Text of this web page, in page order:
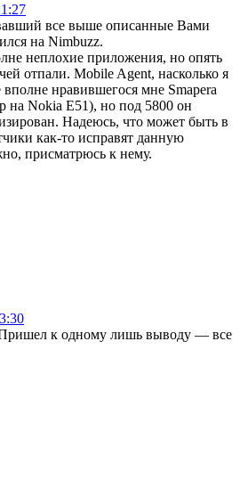
все выше описанные Вами
на Nimbuzz.
неплохие приложения, но опять
отпали. Mobile Agent, насколько я
нравившегося мне Smapera
на Nokia E51), но под 5800 он
Надеюсь, что может быть в
как-то исправят данную
присматрюсь к нему.
к одному лишь выводу — все